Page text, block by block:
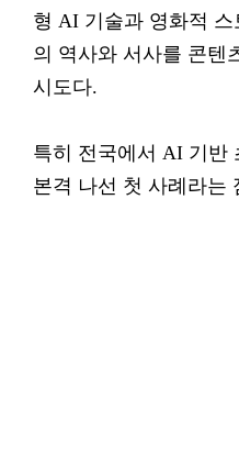
형 AI 기술과 영화적
의 역사와 서사를 콘텐
시도다.
특히 전국에서 AI 기반
본격 나선 첫 사례라는